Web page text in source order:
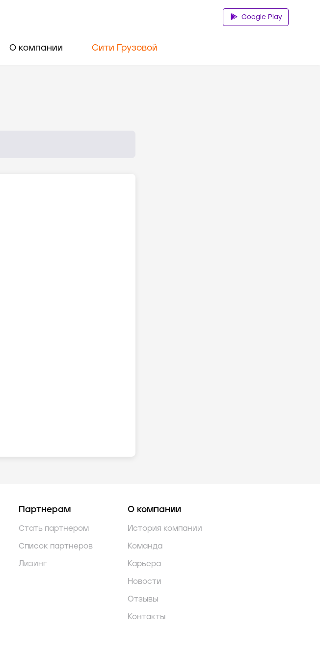
Google Play
О компании Сити Грузовой
Партнерам
Стать партнером
Список партнеров
Лизинг
О компании
История компании
Команда
Карьера
Новости
Отзывы
Контакты